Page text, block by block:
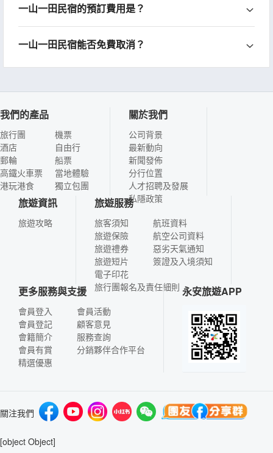
一山一田民宿的預訂費用是？
一山一田民宿能否免費取消？
我們的產品
旅行團
酒店
郵輪
高鐵火車票
港玩港食
機票
自由行
船票
當地體驗
獨立包團
關於我們
公司背景
最新動向
新聞發佈
分行位置
人才招聘及發展
私隱政策
旅遊資訊
旅遊攻略
旅遊服務
旅客須知
旅遊保險
旅遊禮券
旅遊短片
電子印花
航班資料
航空公司資料
惡劣天氣通知
簽證及入境須知
旅行團報名及責任細則
更多服務與支援
會員登入
會員登記
會籍簡介
會員有賞
精選優惠
會員活動
顧客意見
服務查詢
分銷夥伴合作平台
永安旅遊APP
關注我們
[object Object]